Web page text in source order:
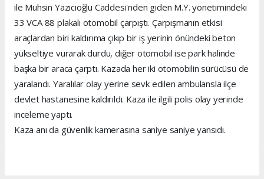
ile Muhsin Yazıcıoğlu Caddesi'nden giden M.Y. yönetimindeki
33 VCA 88 plakalı otomobil çarpıştı. Çarpışmanın etkisi
araçlardan biri kaldırıma çıkıp bir iş yerinin önündeki beton
yükseltiye vurarak durdu, diğer otomobil ise park halinde
başka bir araca çarptı. Kazada her iki otomobilin sürücüsü de
yaralandı. Yaralılar olay yerine sevk edilen ambulansla ilçe
devlet hastanesine kaldırıldı. Kaza ile ilgili polis olay yerinde
inceleme yaptı.
Kaza anı da güvenlik kamerasına saniye saniye yansıdı.